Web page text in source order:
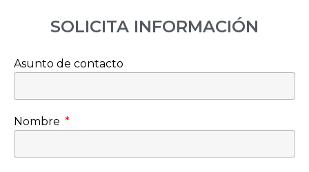
SOLICITA INFORMACIÓN
Asunto de contacto
Nombre